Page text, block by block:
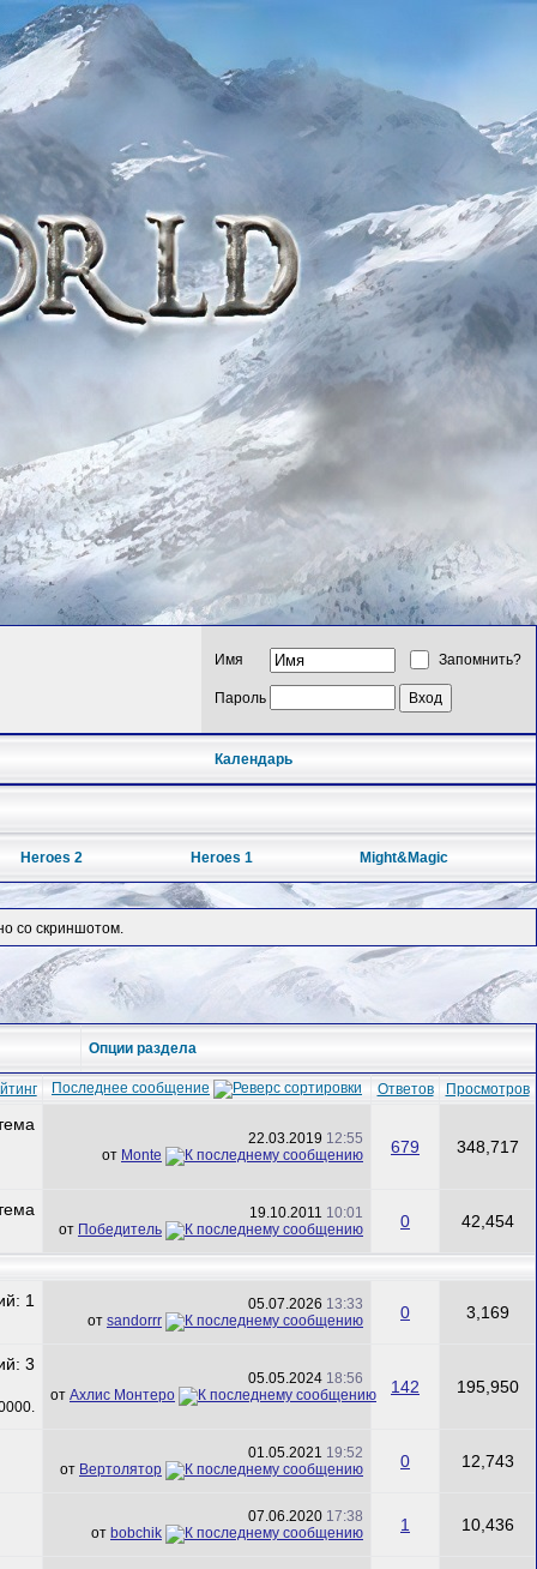
Имя Запомнить?
Пароль
Календарь
Heroes 2 Heroes 1 Might&Magic
со скриншотом.
Опции раздела
Последнее сообщение Ответов Просмотров
22.03.2019 12:55
от Monte 679 348,717
19.10.2011 10:01
от Победитель 0 42,454
05.07.2026 13:33
от sandorrr 0 3,169
05.05.2024 18:56
от Ахлис Монтеро 142 195,950
01.05.2021 19:52
от Вертолятор 0 12,743
07.06.2020 17:38
от bobchik 1 10,436